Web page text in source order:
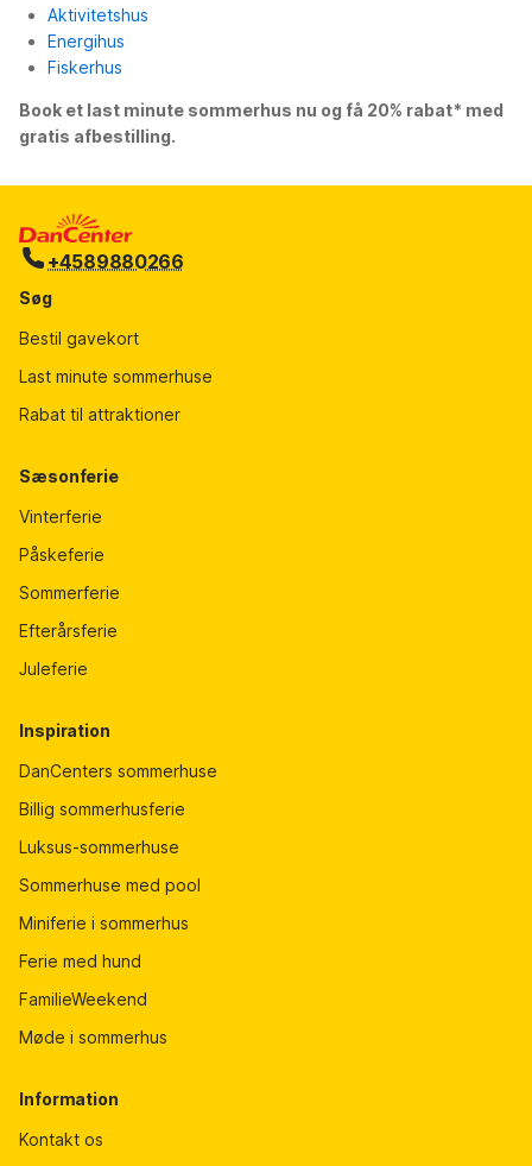
Aktivitetshus
Energihus
Fiskerhus
Book et last minute sommerhus nu og få 20% rabat* med
gratis afbestilling.
+4589880266
Søg
Bestil gavekort
Last minute sommerhuse
Rabat til attraktioner
Sæsonferie
Vinterferie
Påskeferie
Sommerferie
Efterårsferie
Juleferie
Inspiration
DanCenters sommerhuse
Billig sommerhusferie
Luksus-sommerhuse
Sommerhuse med pool
Miniferie i sommerhus
Ferie med hund
FamilieWeekend
Møde i sommerhus
Information
Kontakt os